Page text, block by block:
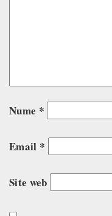
Nume *
Email *
Site web